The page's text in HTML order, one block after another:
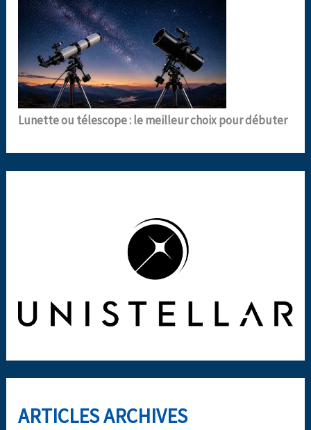
Lunette ou télescope : le meilleur choix pour débuter
ARTICLES ARCHIVES